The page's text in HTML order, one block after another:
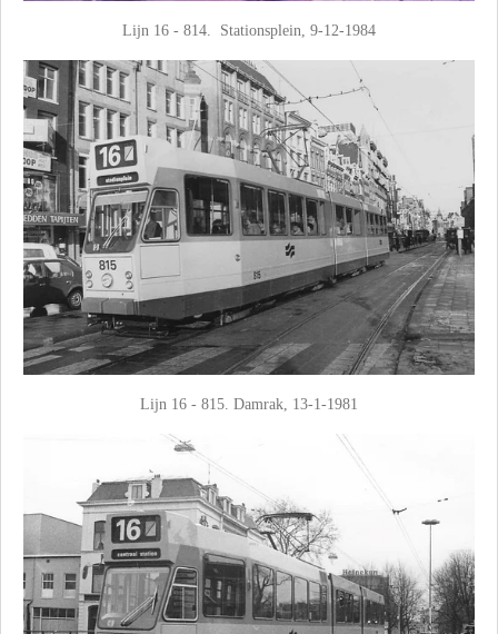
Lijn 16 - 814. Stationsplein, 9-12-1984
Lijn 16 - 815. Damrak, 13-1-1981